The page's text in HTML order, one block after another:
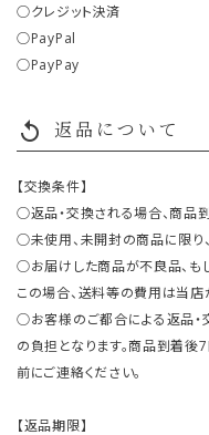
○クレジット決済
○PayPal
○PayPay
replay 返品について
【交換条件】
○返品・交換される場合、商品
○未使用、未開封の商品に限り
○お届けした商品が不良品、も
この場合、送料等の費用は当店
○お客様のご都合による返品・
の負担となります。商品到着後
前にご連絡ください。
【返品期限】